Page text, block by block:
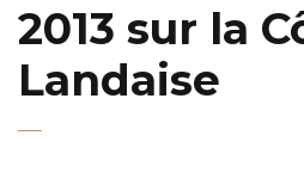
2013 sur la
Landaise